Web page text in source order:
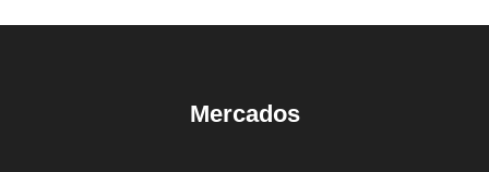
Mercados